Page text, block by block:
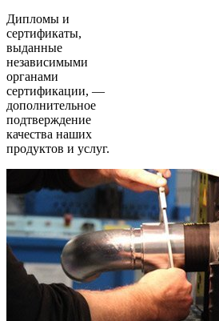
Дипломы и
сертификаты,
выданные
независимыми
органами
сертификации, —
дополнительное
подтверждение
качества наших
продуктов и услуг.